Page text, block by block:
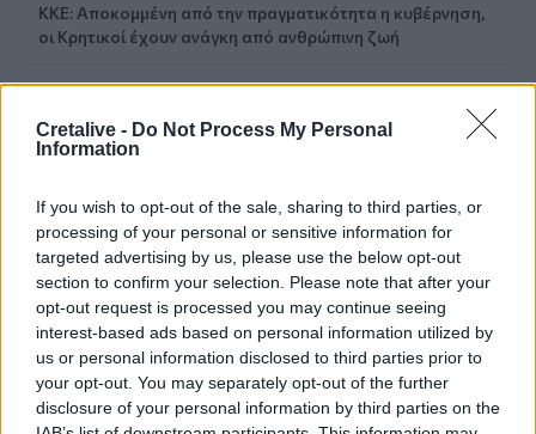
Cretalive - Do Not Process My Personal
Information
If you wish to opt-out of the sale, sharing to third parties, or
processing of your personal or sensitive information for
targeted advertising by us, please use the below opt-out
section to confirm your selection. Please note that after your
opt-out request is processed you may continue seeing
interest-based ads based on personal information utilized by
us or personal information disclosed to third parties prior to
your opt-out. You may separately opt-out of the further
disclosure of your personal information by third parties on the
ΚΚΕ: Αποκομμένη από την πραγματικότητα η κυβέρνηση,
οι Κρητικοί έχουν ανάγκη από ανθρώπινη ζωή
17:57
Ενισχύθηκαν οι πυροσβεστικές δυνάμεις στην πυρκαγιά
σε αγροτοδασική έκταση στο Στεφάνι Κορίνθου
Χανιά: «4 Εποχές στον Δήμο Πλατανιά» - Εγκαίνια
Ομαδικής Έκθεσης Ζωγραφικής & Φωτογραφίας
17:37
Πυρκαγιά σε έκταση με χαμηλή βλάστηση στο
Μαρκόπουλο Αττικής
17:32
Ελληνικός Ερυθρός Σταυρός: Τι πρέπει να περιέχει ένα